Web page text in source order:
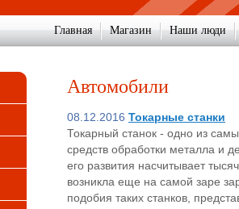
Главная Магазин Наши люди
Автомобили
08.12.2016 Токарные станки
Токарный станок - одно из
средств обработки металла и
его развития насчитывает
возникла еще на самой заре
подобия таких станков,